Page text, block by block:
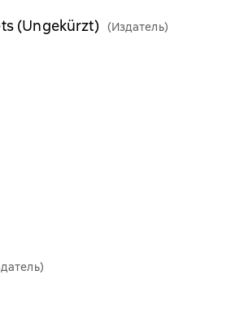
(Ungekürzt) (Издатель)